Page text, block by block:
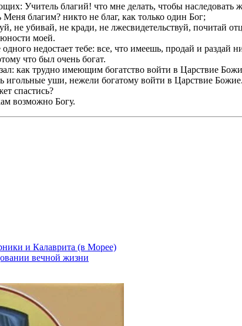
Учитель благий! что мне делать, чтобы наследовать
благим? никто не благ, как только один Бог;
не убивай, не кради, не лжесвидетельствуй, почитай
юности моей.
недостает тебе: все, что имеешь, продай и
что был очень богат.
как трудно имеющим богатство войти в Царствие
игольные уши, нежели богатому войти в Царствие Божие.
спастись?
возможно Богу.
и Калаврита (в Морее)
вечной жизни